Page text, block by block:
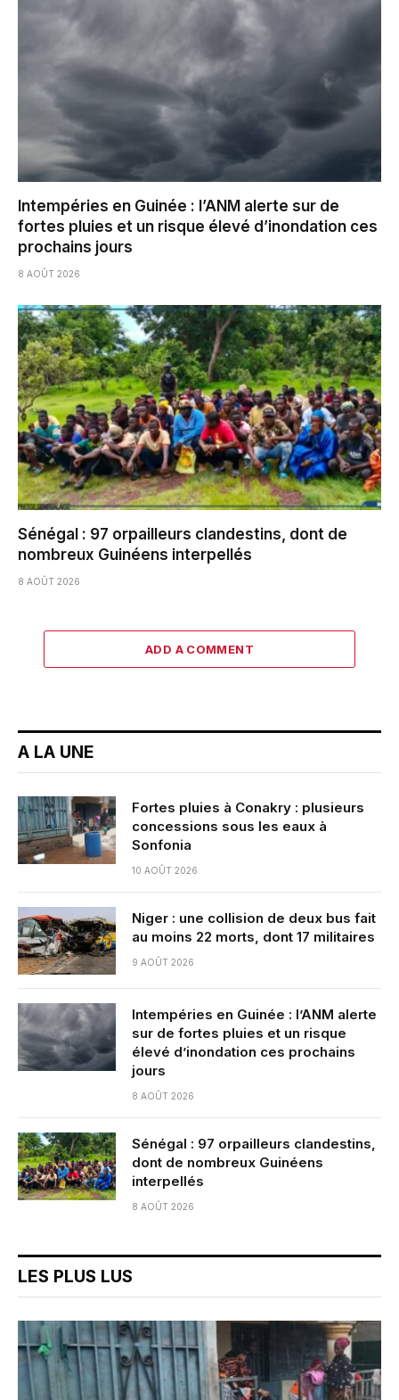
Intempéries en Guinée : l’ANM alerte sur de
fortes pluies et un risque élevé d’inondation ces
prochains jours
8 AOÛT 2026
Sénégal : 97 orpailleurs clandestins, dont de
nombreux Guinéens interpellés
8 AOÛT 2026
ADD A COMMENT
A LA UNE
Fortes pluies à Conakry : plusieurs
concessions sous les eaux à
Sonfonia
10 AOÛT 2026
Niger : une collision de deux bus fait
au moins 22 morts, dont 17 militaires
9 AOÛT 2026
Intempéries en Guinée : l’ANM alerte
sur de fortes pluies et un risque
élevé d’inondation ces prochains
jours
8 AOÛT 2026
Sénégal : 97 orpailleurs clandestins,
dont de nombreux Guinéens
interpellés
8 AOÛT 2026
LES PLUS LUS